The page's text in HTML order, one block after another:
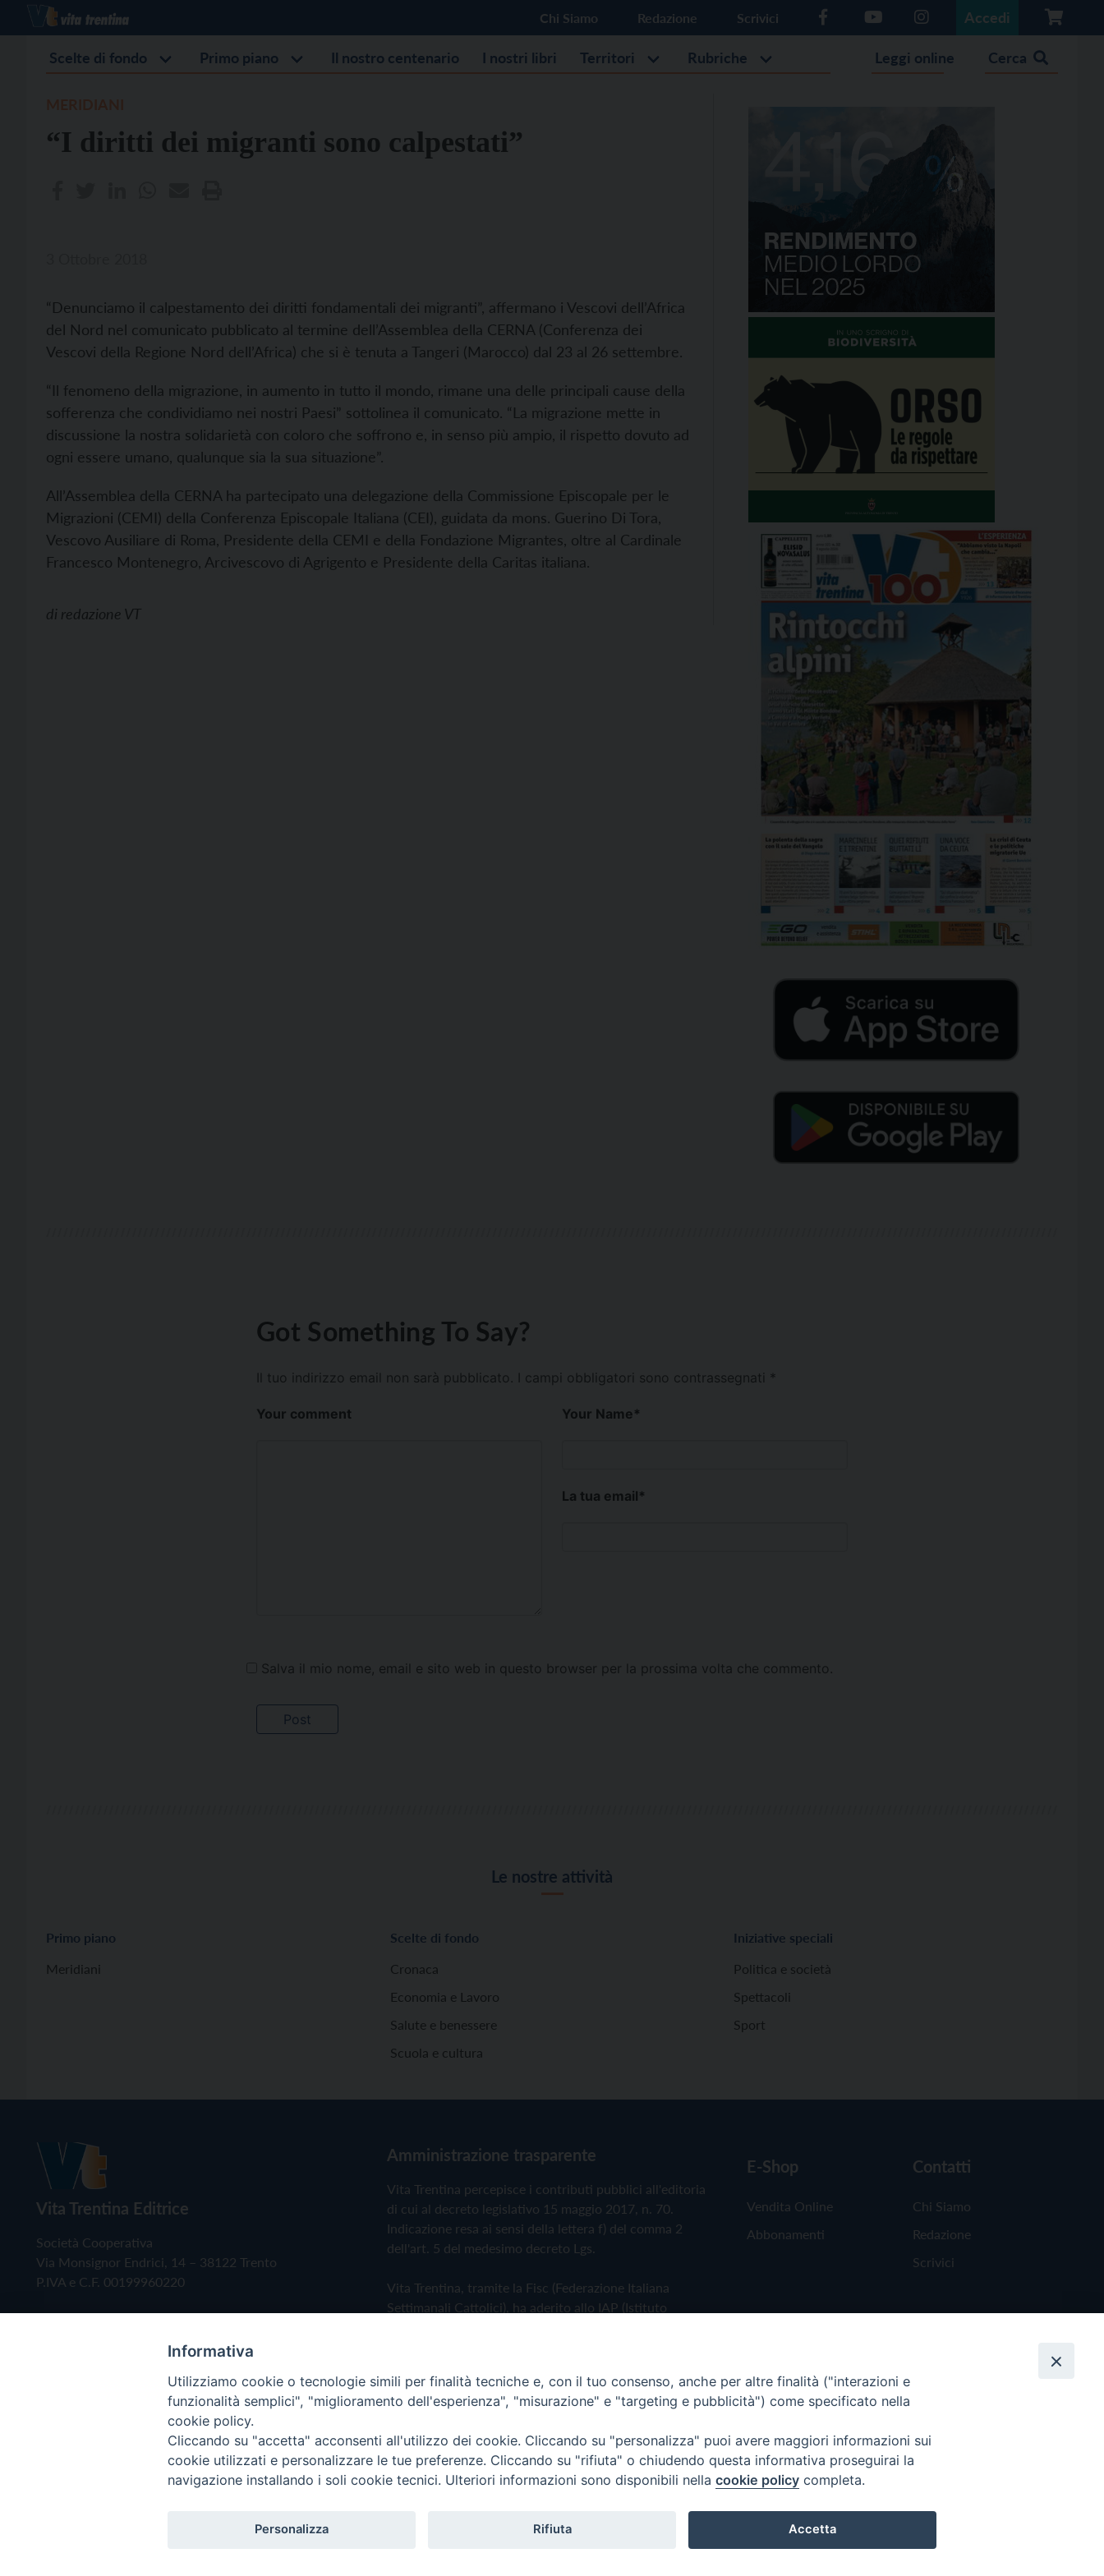
Chi Siamo Redazione Scrivici Accedi
Scelte di fondo Primo piano Il nostro centenario I nostri libri Territori Rubriche Leggi online Cerca
“I diritti dei migranti sono calpestati”
“Denunciamo il calpestamento dei diritti fondamentali dei migranti”, affermano i Vescovi dell’Africa
del Nord nel comunicato pubblicato al termine dell’Assemblea della CERNA (Conferenza dei
Vescovi della Regione Nord dell’Africa) che si è tenuta a Tangeri (Marocco) dal 23 al 26 settembre.
“Il fenomeno della migrazione, in aumento in tutto il mondo, rimane una delle principali cause della
sofferenza che condividiamo nei nostri Paesi” sottolinea il comunicato. “La migrazione mette in
discussione la nostra solidarietà con coloro che soffrono e, in senso più ampio, il rispetto dovuto ad
ogni essere umano, qualunque sia la sua situazione”.
All’Assemblea della CERNA ha partecipato una delegazione della Commissione Episcopale per le
Migrazioni (CEMI) della Conferenza Episcopale Italiana (CEI), guidata da mons. Guerino Di Tora,
Vescovo Ausiliare di Roma, Presidente della CEMI e della Fondazione Migrantes, oltre al Cardinale
Francesco Montenegro, Arcivescovo di Agrigento e Presidente della Caritas italiana.
di redazione VT
Got Something To Say?
Il tuo indirizzo email non sarà pubblicato. I campi obbligatori sono contrassegnati *
Your comment Your Name*
La tua email*
Salva il mio nome, email e sito web in questo browser per la prossima volta che commento.
Le nostre attività
Primo piano
Meridiani
Scelte di fondo
Cronaca
Economia e Lavoro
Salute e benessere
Scuola e cultura
Iniziative speciali
Politica e società
Spettacoli
Sport
Vita Trentina Editrice
Società Cooperativa
Via Monsignor Endrici, 14 – 38122 Trento
P.IVA e C.F. 00199960220
Amministrazione trasparente
Vita Trentina percepisce i contributi pubblici all'editoria
di cui al decreto legislativo 15 maggio 2017, n. 70.
Indicazione resa ai sensi della lettera f) del comma 2
dell'art. 5 del medesimo decreto Lgs.
Vita Trentina, tramite la Fisc (Federazione Italiana
Settimanali Cattolici), ha aderito allo IAP (Istituto
Privacy Policy Cookie Policy
E-Shop
Vendita Online
Abbonamenti
Contatti
Chi Siamo
Redazione
Scrivici
Copyright © 2019 - Tutti i diritti riservati - Vita Trentina Editrice
Informativa
Utilizziamo cookie o tecnologie simili per finalità tecniche e, con il tuo consenso, anche per altre finalità ("interazioni e
funzionalità semplici", "miglioramento dell'esperienza", "misurazione" e "targeting e pubblicità") come specificato nella
cookie policy.
Cliccando su "accetta" acconsenti all'utilizzo dei cookie. Cliccando su "personalizza" puoi avere maggiori informazioni sui
cookie utilizzati e personalizzare le tue preferenze. Cliccando su "rifiuta" o chiudendo questa informativa proseguirai la
navigazione installando i soli cookie tecnici. Ulteriori informazioni sono disponibili nella cookie policy completa.
Personalizza Rifiuta Accetta